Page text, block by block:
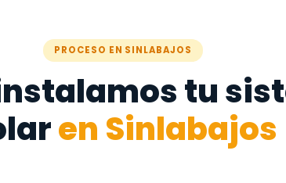
PROCESO EN SINLABAJOS
tu
en Sinlabajos